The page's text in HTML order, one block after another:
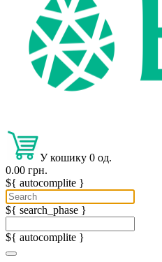
У кошику 0 од.
0.00 грн.
${ autocomplite }
${ search_phase }
${ autocomplite }